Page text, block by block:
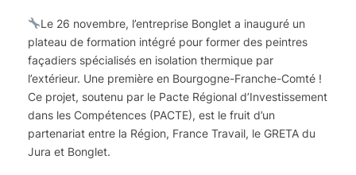
Le 26 novembre, l’entreprise Bonglet a inauguré un
plateau de formation intégré pour former des peintres
façadiers spécialisés en isolation thermique par
l’extérieur. Une première en Bourgogne-Franche-Comté !
Ce projet, soutenu par le Pacte Régional d’Investissement
dans les Compétences (PACTE), est le fruit d’un
partenariat entre la Région, France Travail, le GRETA du
Jura et Bonglet.